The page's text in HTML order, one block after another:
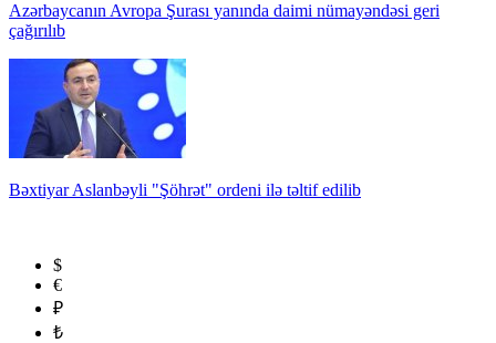
Azərbaycanın Avropa Şurası yanında daimi nümayəndəsi geri
çağırılıb
Bəxtiyar Aslanbəyli "Şöhrət" ordeni ilə təltif edilib
$
€
₽
₺